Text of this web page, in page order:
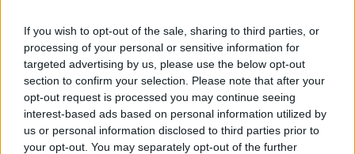
If you wish to opt-out of the sale, sharing to third parties, or
processing of your personal or sensitive information for
targeted advertising by us, please use the below opt-out
section to confirm your selection. Please note that after your
opt-out request is processed you may continue seeing
interest-based ads based on personal information utilized by
us or personal information disclosed to third parties prior to
your opt-out. You may separately opt-out of the further
2